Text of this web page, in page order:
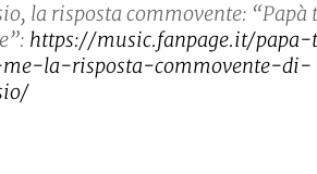
la risposta commovente: “Papà
https://music.fanpage.it/
la-risposta-commovente-di-